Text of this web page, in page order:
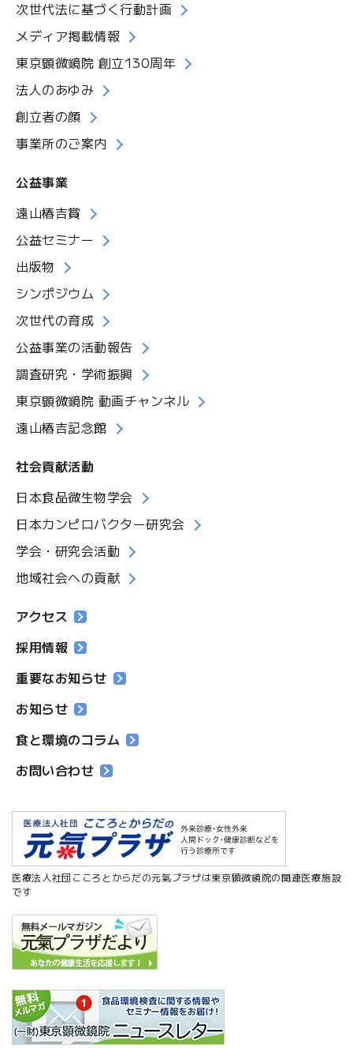
次世代法に基づく行動計画
メディア掲載情報
東京顕微鏡院 創立130周年
法人のあゆみ
創立者の顔
事業所のご案内
公益事業
遠山椿吉賞
公益セミナー
出版物
シンポジウム
次世代の育成
公益事業の活動報告
調査研究・学術振興
東京顕微鏡院 動画チャンネル
遠山椿吉記念館
社会貢献活動
日本食品微生物学会
日本カンピロバクター研究会
学会・研究会活動
地域社会への貢献
アクセス
採用情報
重要なお知らせ
お知らせ
食と環境のコラム
お問い合わせ
医療法人社団こころとからだの元氣プラザは東京顕微鏡院の関連医療施設
です